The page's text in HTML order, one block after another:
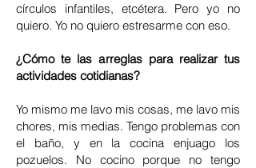
círculos infantiles, etcétera. Pero yo no
quiero. Yo no quiero estresarme con eso.
¿Cómo te las arreglas para realizar tus
actividades cotidianas?
Yo mismo me lavo mis cosas, me lavo mis
chores, mis medias. Tengo problemas con
el baño, y en la cocina enjuago los
pozuelos. No cocino porque no tengo